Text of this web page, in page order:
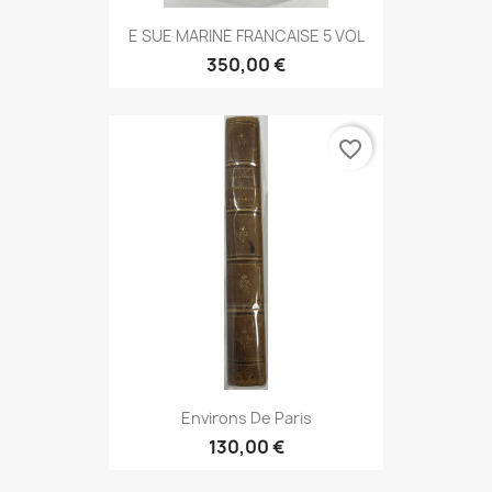
E SUE MARINE FRANCAISE 5 VOL
350,00 €
Environs De Paris
130,00 €
favorite_border